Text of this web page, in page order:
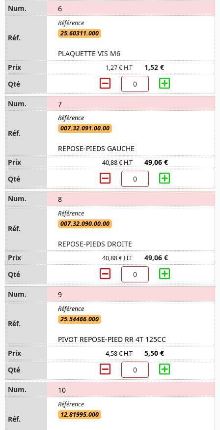
6
25.60311.000
PLAQUETTE VIS M6
1,27 € H.T 1,52 €
7
007.32.091.00.00
REPOSE-PIEDS GAUCHE
40,88 € H.T 49,06 €
8
007.32.090.00.00
REPOSE-PIEDS DROITE
40,88 € H.T 49,06 €
9
25.54466.000
PIVOT REPOSE-PIED RR 4T 125CC
4,58 € H.T 5,50 €
10
12.81995.000